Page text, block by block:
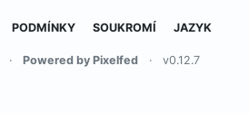
PODMÍNKY SOUKROMÍ JAZYK
· Powered by Pixelfed · v0.12.7